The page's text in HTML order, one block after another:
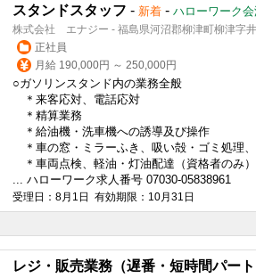
スタンドスタッフ - 新着 - ハローワーク
株式会社 エナジー - 福島県河沼郡柳津町柳津字
正社員
月給 190,000円 ～ 250,000円
○ガソリンスタンド内の業務全般
＊来客応対、電話応対
＊精算業務
＊給油機・洗車機への誘導及び操作
＊車の窓・ミラーふき、吸い殻・ゴミ処理
＊車両点検、軽油・灯油配達（資格者のみ）
... ハローワーク求人番号 07030-05838961
受理日：8月1日 有効期限：10月31日
レジ・販売業務（遅番・短時間パー